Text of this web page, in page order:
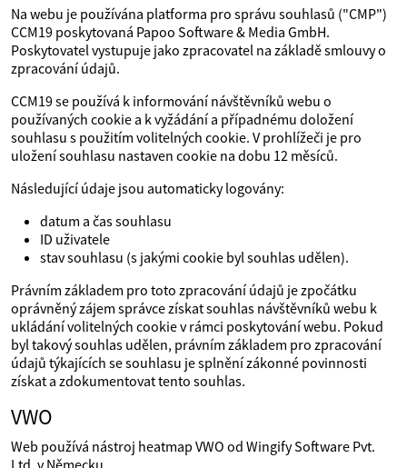
Na webu je používána platforma pro správu souhlasů ("CMP")
CCM19 poskytovaná Papoo Software & Media GmbH.
Poskytovatel vystupuje jako zpracovatel na základě smlouvy o
zpracování údajů.
CCM19 se používá k informování návštěvníků webu o
používaných cookie a k vyžádání a případnému doložení
souhlasu s použitím volitelných cookie. V prohlížeči je pro
uložení souhlasu nastaven cookie na dobu 12 měsíců.
Následující údaje jsou automaticky logovány:
datum a čas souhlasu
ID uživatele
stav souhlasu (s jakými cookie byl souhlas udělen).
Právním základem pro toto zpracování údajů je zpočátku
oprávněný zájem správce získat souhlas návštěvníků webu k
ukládání volitelných cookie v rámci poskytování webu. Pokud
byl takový souhlas udělen, právním základem pro zpracování
údajů týkajících se souhlasu je splnění zákonné povinnosti
získat a zdokumentovat tento souhlas.
VWO
Web používá nástroj heatmap VWO od Wingify Software Pvt.
Ltd. v Německu.